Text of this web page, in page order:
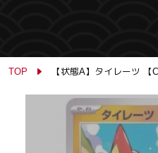
TOP 【状態A】タイレーツ 【